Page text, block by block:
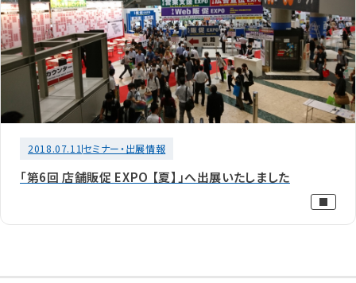
2018.07.11セミナー・出展情報
「第6回 店舗販促 EXPO 【夏】」へ出展いたしました